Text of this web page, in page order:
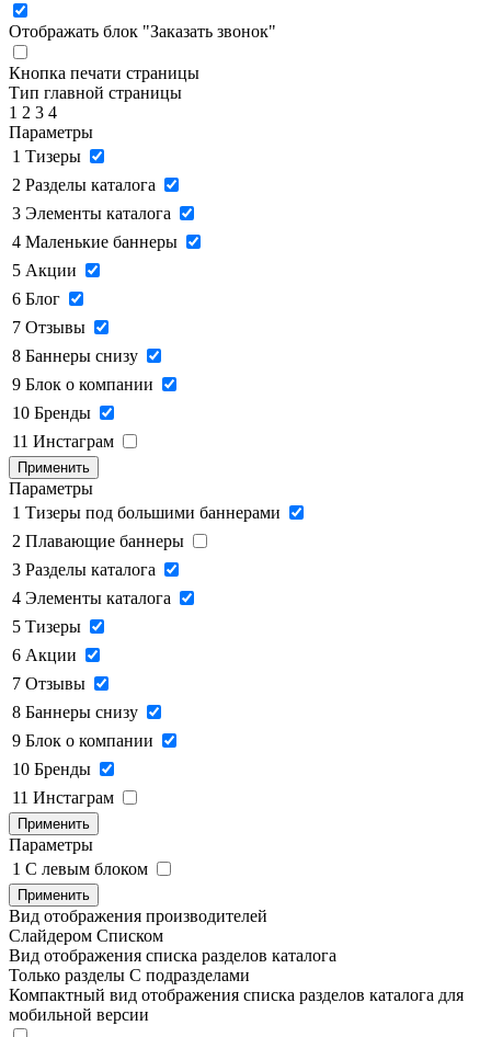
Отображать блок "Заказать звонок"
Кнопка печати страницы
Тип главной страницы
1 2 3 4
Параметры
1 Тизеры
2 Разделы каталога
3 Элементы каталога
4 Маленькие баннеры
5 Акции
6 Блог
7 Отзывы
8 Баннеры снизу
9 Блок о компании
10 Бренды
11 Инстаграм
Применить
Параметры
1 Тизеры под большими баннерами
2 Плавающие баннеры
3 Разделы каталога
4 Элементы каталога
5 Тизеры
6 Акции
7 Отзывы
8 Баннеры снизу
9 Блок о компании
10 Бренды
11 Инстаграм
Применить
Параметры
1 C левым блоком
Применить
Вид отображения производителей
Слайдером Списком
Вид отображения списка разделов каталога
Только разделы С подразделами
Компактный вид отображения списка разделов каталога для
мобильной версии